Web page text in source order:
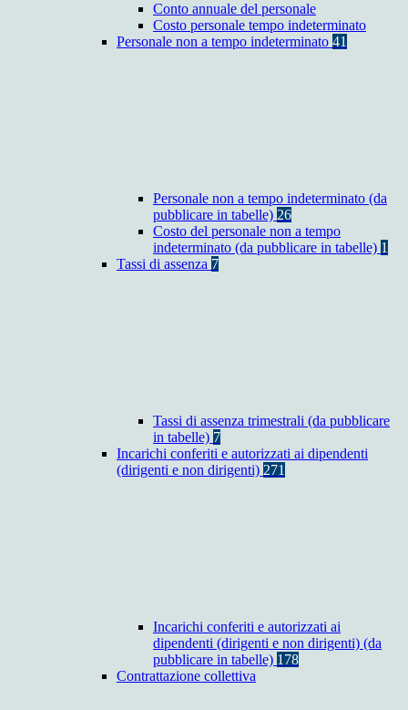
Conto annuale del personale
Costo personale tempo indeterminato
Personale non a tempo indeterminato 41
Personale non a tempo indeterminato (da
pubblicare in tabelle) 26
Costo del personale non a tempo
indeterminato (da pubblicare in tabelle) 1
Tassi di assenza 7
Tassi di assenza trimestrali (da pubblicare
in tabelle) 7
Incarichi conferiti e autorizzati ai dipendenti
(dirigenti e non dirigenti) 271
Incarichi conferiti e autorizzati ai
dipendenti (dirigenti e non dirigenti) (da
pubblicare in tabelle) 178
Contrattazione collettiva